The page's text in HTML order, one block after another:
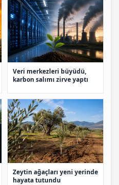
Veri merkezleri büyüdü,
karbon salımı zirve yaptı
Zeytin ağaçları yeni yerinde
hayata tutundu